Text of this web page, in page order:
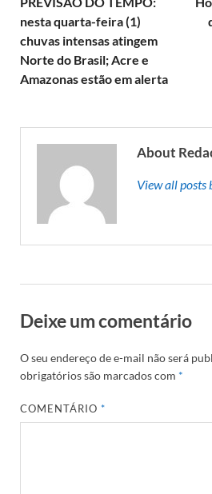
nesta quarta-feira (1)
chuvas intensas atingem
Norte do Brasil; Acre e
Amazonas estão em alerta
About
View all posts
Deixe um comentário
O seu endereço de e-mail não será
obrigatórios são marcados com *
COMENTÁRIO*